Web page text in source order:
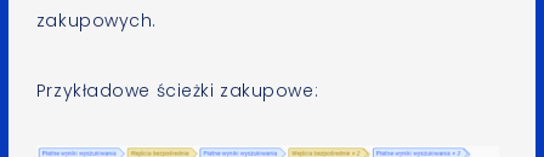
zakupowych.
Przykładowe ścieżki zakupowe: